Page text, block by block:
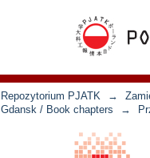
Repozytorium PJATK →
Gdansk / Book chapters
→